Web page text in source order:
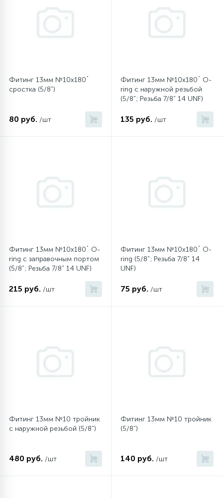
Щетки двигателя
20
Фитинг 13мм №10х180˚
сростка (5/8”)
80 руб. /шт
Фитинг 13мм №10х180˚ O-
ring с наружной резьбой
(5/8”; Резьба 7/8” 14 UNF)
135 руб. /шт
Фитинг 13мм №10х180˚ O-
ring c заправочным портом
(5/8”; Резьба 7/8” 14 UNF)
215 руб. /шт
Фитинг 13мм №10х180˚ O-
ring (5/8”; Резьба 7/8” 14
UNF)
75 руб. /шт
Фитинг 13мм №10 тройник
с наружной резьбой (5/8”)
480 руб. /шт
Фитинг 13мм №10 тройник
(5/8”)
140 руб. /шт